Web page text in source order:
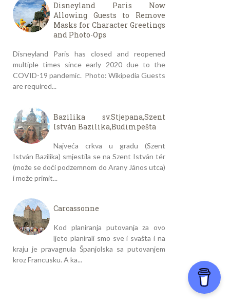
Disneyland Paris Now
Allowing Guests to Remove
Masks for Character Greetings
and Photo-Ops
Disneyland Paris has closed and reopened
multiple times since early 2020 due to the
COVID-19 pandemic. Photo: Wikipedia Guests
are required...
Bazilika sv.Stjepana,Szent
István Bazilika,Budimpešta
Najveća crkva u gradu (Szent
István Bazilika) smjestila se na Szent István tér
(može se doći podzemnom do Arany János utca)
i može primit...
Carcassonne
Kod planiranja putovanja za ovo
ljeto planirali smo sve i svašta i na
kraju je pravagnula Španjolska sa putovanjem
kroz Francusku. A ka...